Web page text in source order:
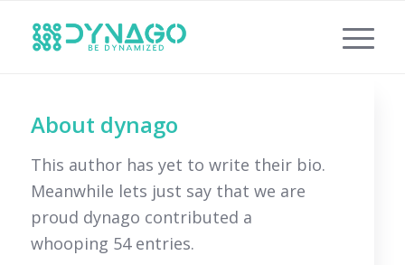
About dynago
This author has yet to write their bio.
Meanwhile lets just say that we are
proud dynago contributed a
whooping 54 entries.